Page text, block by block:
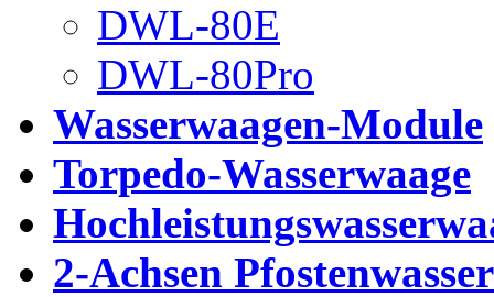
DWL-80E
DWL-80Pro
Wasserwaagen-Module
Torpedo-Wasserwaage
2-Achsen